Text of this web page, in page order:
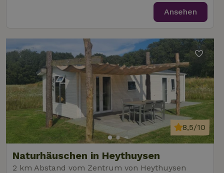
Ansehen
Naturhäuschen in Heythuysen
2 km Abstand vom Zentrum von Heythuysen
8,5/10